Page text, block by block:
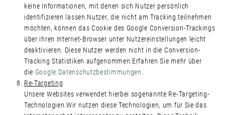
keine Informationen, mit denen sich Nutzer persönlich
identifizieren lassen.Nutzer, die nicht am Tracking teilnehmen
möchten, können das Cookie des Google Conversion-Trackings
über ihren Internet-Browser unter Nutzereinstellungen leicht
deaktivieren. Diese Nutzer werden nicht in die Conversion-
Tracking Statistiken aufgenommen.Erfahren Sie mehr über
die Google Datenschutzbestimmungen
Re-Targeting
Unsere Websites verwendet hierbei sogenannte Re-Targeting-
Technologien.Wir nutzen diese Technologien, um für Sie das